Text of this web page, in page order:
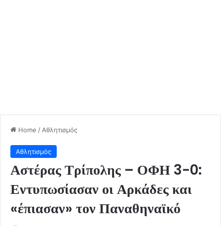
Home / Αθλητισμός
Αθλητισμός
Αστέρας Τρίπολης – ΟΦΗ 3-0:
Εντυπωσίασαν οι Αρκάδες και
«έπιασαν» τον Παναθηναϊκό